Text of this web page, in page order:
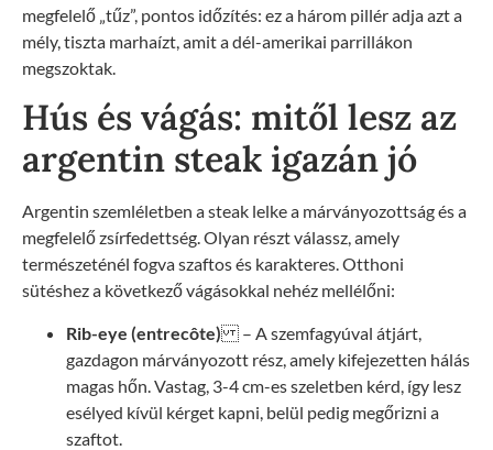
megfelelő „tűz”, pontos időzítés: ez a három pillér adja azt a
mély, tiszta marhaízt, amit a dél-amerikai parrillákon
megszoktak.
Hús és vágás: mitől lesz az
argentin steak igazán jó
Argentin szemléletben a steak lelke a márványozottság és a
megfelelő zsírfedettség. Olyan részt válassz, amely
természeténél fogva szaftos és karakteres. Otthoni
sütéshez a következő vágásokkal nehéz mellélőni:
Rib-eye (entrecôte)– A szemfagyúval átjárt,
gazdagon márványozott rész, amely kifejezetten hálás
magas hőn. Vastag, 3-4 cm-es szeletben kérd, így lesz
esélyed kívül kérget kapni, belül pedig megőrizni a
szaftot.